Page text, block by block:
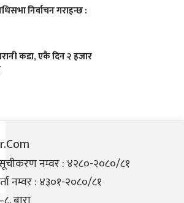
निर्वाचन गराइन्छ :
कडा, एकै दिन २ हजार
नम्वर : ४२८०-२०८०/८१
नम्वर : ४३०१-२०८०/८१